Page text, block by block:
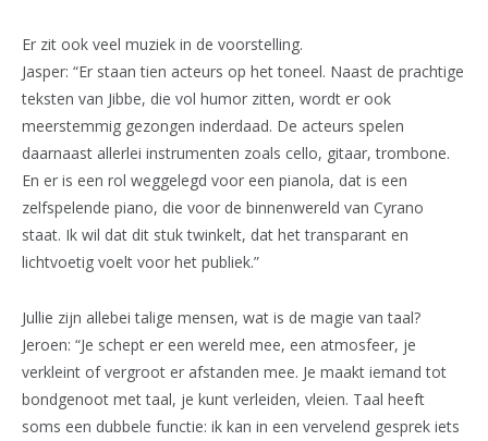
Er zit ook veel muziek in de voorstelling.
Jasper: “Er staan tien acteurs op het toneel. Naast de prachtige
teksten van Jibbe, die vol humor zitten, wordt er ook
meerstemmig gezongen inderdaad. De acteurs spelen
daarnaast allerlei instrumenten zoals cello, gitaar, trombone.
En er is een rol weggelegd voor een pianola, dat is een
zelfspelende piano, die voor de binnenwereld van Cyrano
staat. Ik wil dat dit stuk twinkelt, dat het transparant en
lichtvoetig voelt voor het publiek.”
Jullie zijn allebei talige mensen, wat is de magie van taal?
Jeroen: “Je schept er een wereld mee, een atmosfeer, je
verkleint of vergroot er afstanden mee. Je maakt iemand tot
bondgenoot met taal, je kunt verleiden, vleien. Taal heeft
soms een dubbele functie: ik kan in een vervelend gesprek iets